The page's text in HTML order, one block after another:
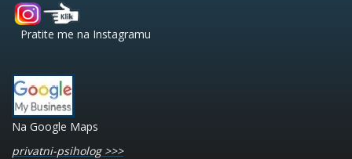
Pratite me na Instagramu
Na Google Maps
privatni-psiholog >>>